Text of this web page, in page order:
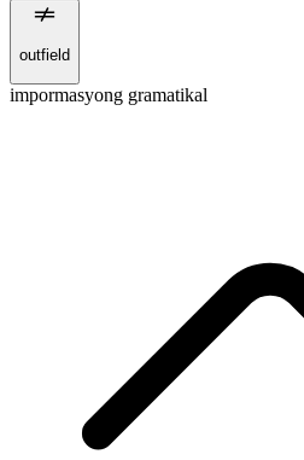
outfield
impormasyong gramatikal